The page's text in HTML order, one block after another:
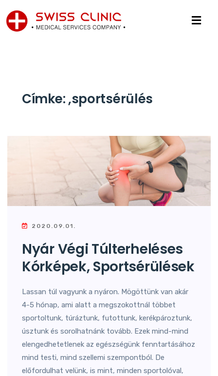
Címke:,sportsérülés
2020.09.01.
Nyár Végi Túlterheléses
Kórképek, Sportsérülések
Lassan túl vagyunk a nyáron. Mögöttünk van akár
4-5 hónap, ami alatt a megszokottnál többet
sportoltunk, túráztunk, futottunk, kerékpároztunk,
úsztunk és sorolhatnánk tovább. Ezek mind-mind
elengedhetetlenek az egészségünk fenntartásához
mind testi, mind szellemi szempontból. De
előfordulhat velünk, is mint, minden sportolóval,